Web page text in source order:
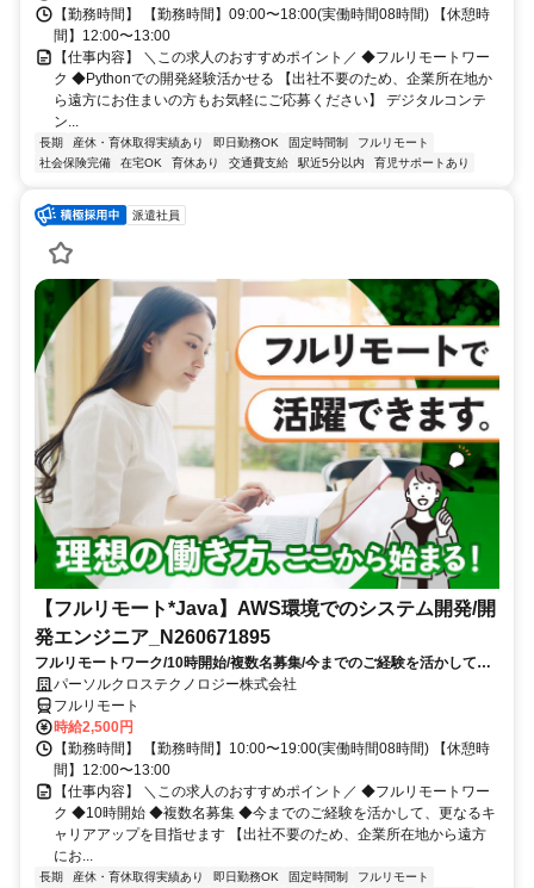
【勤務時間】 【勤務時間】09:00〜18:00(実働時間08時間) 【休憩時
間】12:00〜13:00
【仕事内容】 ＼この求人のおすすめポイント／ ◆フルリモートワー
ク ◆Pythonでの開発経験活かせる 【出社不要のため、企業所在地か
ら遠方にお住まいの方もお気軽にご応募ください】 デジタルコンテ
ン...
長期 産休・育休取得実績あり 即日勤務OK 固定時間制
フルリモート
社会保険完備
在宅OK 育休あり 交通費支給 駅近5分以内 育児サポートあり
派遣社員
【フルリモート*Java】AWS環境でのシステム開発/開
発エンジニア_N260671895
フルリモートワーク/10時開始/複数名募集/今までのご経験を活かして、
更なるキャリアアップを目指せます
パーソルクロステクノロジー株式会社
フルリモート
時給2,500円
【勤務時間】 【勤務時間】10:00〜19:00(実働時間08時間) 【休憩時
間】12:00〜13:00
【仕事内容】 ＼この求人のおすすめポイント／ ◆フルリモートワー
ク ◆10時開始 ◆複数名募集 ◆今までのご経験を活かして、更なるキ
ャリアアップを目指せます 【出社不要のため、企業所在地から遠方
にお...
長期 産休・育休取得実績あり 即日勤務OK 固定時間制
フルリモート